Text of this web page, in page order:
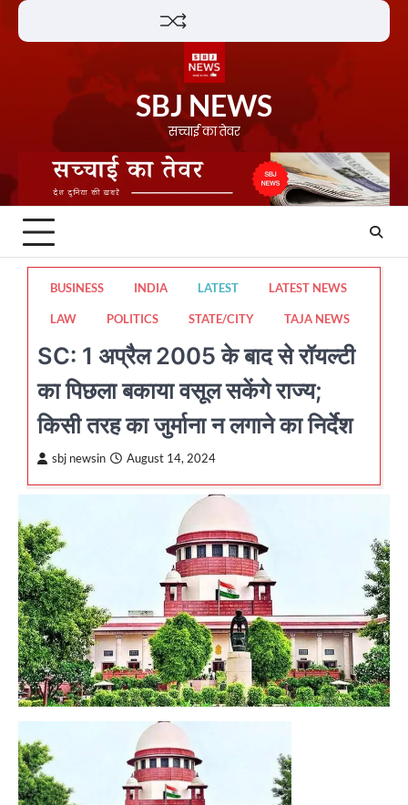
Skip
SBJ NEWS
सच्चाई का तेवर
BUSINESS INDIA LATEST LATEST NEWS
LAW POLITICS STATE/CITY TAJA NEWS
SC: 1 अप्रैल 2005 के बाद से रॉयल्टी
का पिछला बकाया वसूल सकेंगे राज्य;
किसी तरह का जुर्माना न लगाने का निर्देश
sbj newsin August 14, 2024